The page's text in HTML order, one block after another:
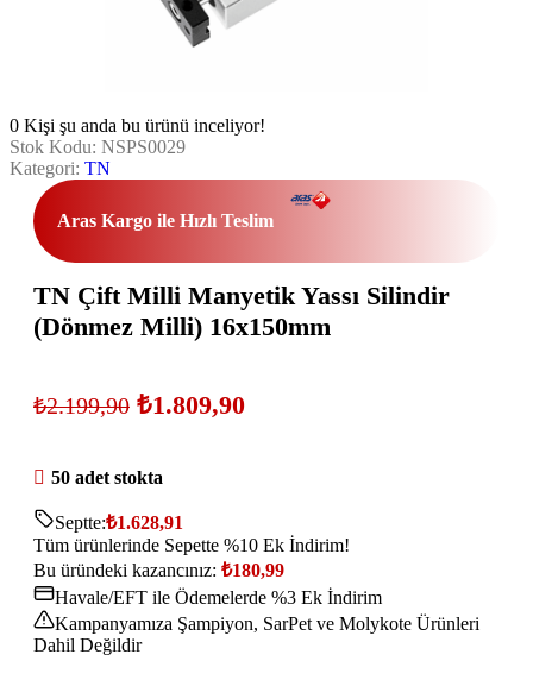
0 Kişi şu anda bu ürünü inceliyor!
Stok Kodu: NSPS0029
Kategori: TN
Aras Kargo ile Hızlı Teslim
TN Çift Milli Manyetik Yassı Silindir
(Dönmez Milli) 16x150mm
₺2.199,90 ₺1.809,90
50 adet stokta
Septte:₺1.628,91
Tüm ürünlerinde Sepette %10 Ek İndirim!
Bu üründeki kazancınız: ₺180,99
Havale/EFT ile Ödemelerde %3 Ek İndirim
Kampanyamıza Şampiyon, SarPet ve Molykote Ürünleri
Dahil Değildir